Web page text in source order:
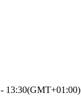
- 13:30(GMT+01:00)